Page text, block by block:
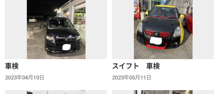
車検
2023年04月10日
スイフト 車検
2023年05月11日